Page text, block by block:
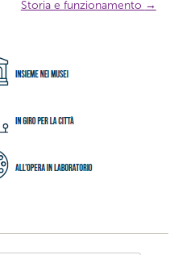
Storia e funzionamento →